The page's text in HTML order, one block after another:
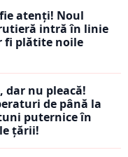
atenți! Noul
intră în linie
fi plătite noile
dar nu pleacă!
de până la
puternice în
țării!